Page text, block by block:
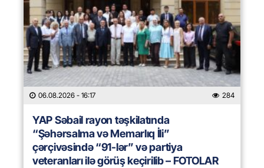
06.08.2026 - 16:17 284
YAP Səbail rayon təşkilatında
“Şəhərsalma və Memarlıq İli”
çərçivəsində “91-lər” və partiya
veteranları ilə görüş keçirilib – FOTOLAR